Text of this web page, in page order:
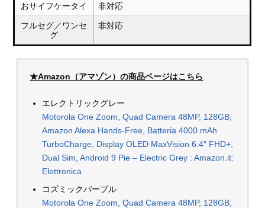
おサイフケータイ 非対応
フルセグ／ワンセ
グ
非対応
★Amazon（アマゾン）の商品ページはこちら
エレクトリックグレー
Motorola One Zoom, Quad Camera 48MP, 128GB,
Amazon Alexa Hands-Free, Batteria 4000 mAh
TurboCharge, Display OLED MaxVision 6.4″ FHD+,
Dual Sim, Android 9 Pie – Electric Grey : Amazon.it:
Elettronica
コズミックパープル
Motorola One Zoom, Quad Camera 48MP, 128GB,